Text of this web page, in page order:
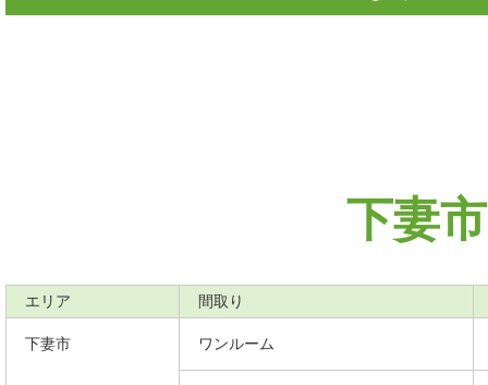
下妻
エリア 間取り
下妻市 ワンルーム